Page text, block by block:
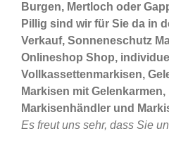
Burgen, Mertloch oder
Pillig sind wir für Sie da in
Verkauf, Sonneneschutz
Onlineshop Shop,
Vollkassettenmarkisen,
Markisen mit
Markisenhändler und
Es freut uns sehr, dass Sie